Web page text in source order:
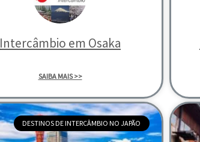
Intercâmbio em Osaka
SAIBA MAIS >>
DESTINOS DE INTERCÂMBIO NO JAPÃO